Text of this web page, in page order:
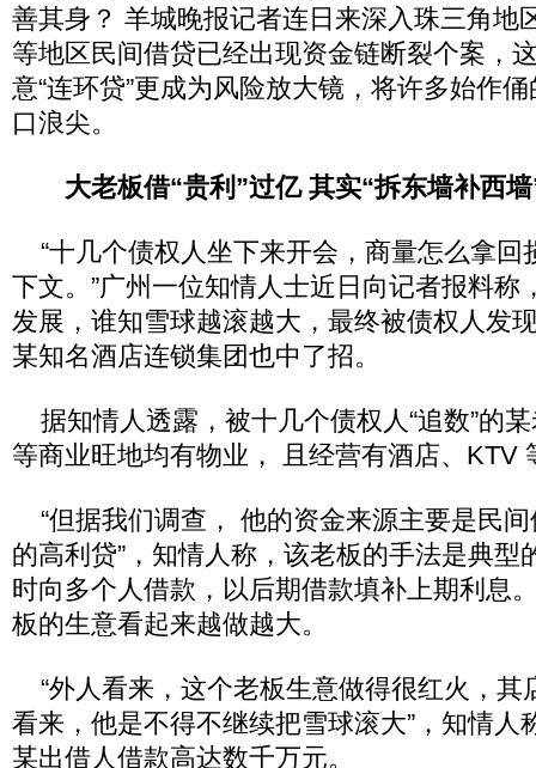
善其身？ 羊城晚报记者连日来深入珠三角地
等地区民间借贷已经出现资金链断裂个案，
意“连环贷”更成为风险放大镜，将许多始作
口浪尖。
大老板借“贵利”过亿 其实“拆东墙补西
“十几个债权人坐下来开会，商量怎么拿回
下文。”广州一位知情人士近日向记者报料称
发展，谁知雪球越滚越大，最终被债权人发
某知名酒店连锁集团也中了招。
据知情人透露，被十几个债权人“追数”的
等商业旺地均有物业， 且经营有酒店、KTV
“但据我们调查， 他的资金来源主要是民
的高利贷”，知情人称，该老板的手法是典型
时向多个人借款，以后期借款填补上期利息
板的生意看起来越做越大。
“外人看来，这个老板生意做得很红火，其
看来，他是不得不继续把雪球滚大”，知情人
某出借人借款高达数千万元。